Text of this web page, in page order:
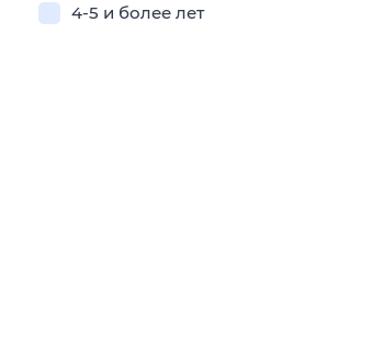
4-5 и более лет